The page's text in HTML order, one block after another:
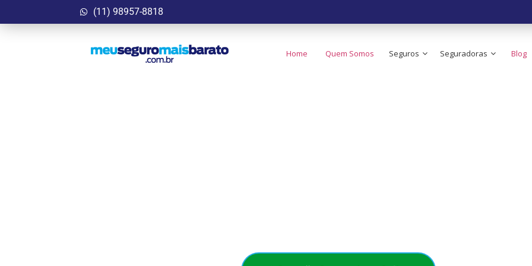
(11) 98957-8818
Home Quem Somos Seguros Seguradoras Blog